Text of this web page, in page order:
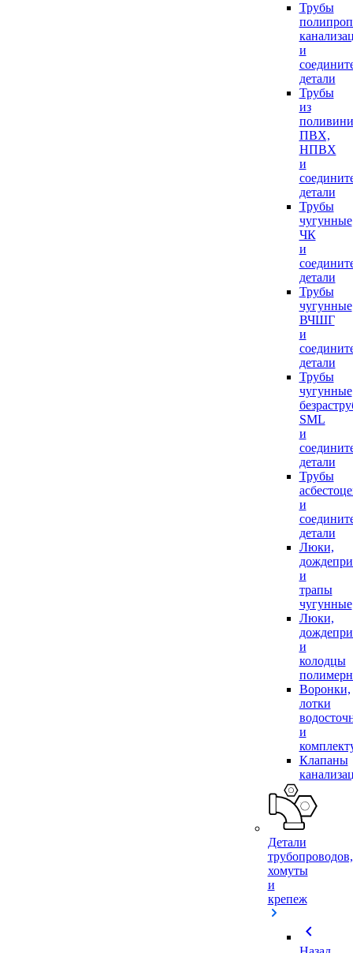
Трубы
и
детали
Трубы
из
ПВХ,
НПВХ
и
детали
Трубы
чугунные
ЧК
и
детали
Трубы
чугунные
ВЧШГ
и
детали
Трубы
чугунные
SML
и
детали
Трубы
и
детали
Люки,
и
трапы
чугунные
Люки,
и
колодцы
Воронки,
лотки
и
Клапаны
Детали
трубопроводов,
хомуты
и
крепеж
chevron_left